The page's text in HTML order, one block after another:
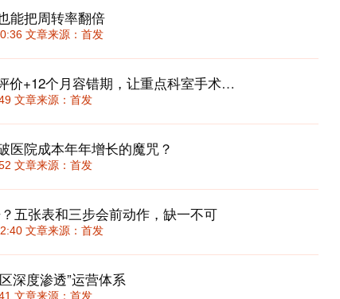
能把周转率翻倍
文章来源：首发
DIP付费下专科盈利破局：三维评价+12个月容错期，让重点科室手术量涨25%还不亏
文章来源：首发
医院成本年年增长的魔咒？
文章来源：首发
五张表和三步会前动作，缺一不可
文章来源：首发
深度渗透”运营体系
文章来源：首发